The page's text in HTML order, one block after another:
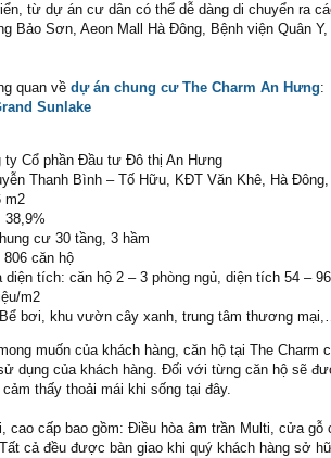
từ dự án cư dân có thể dễ dàng di chuyển ra
Bảo Sơn, Aeon Mall Hà Đông, Bệnh viện Quân
quan về dự án chung cư The Charm An Hưng:
Sunlake
ty Cổ phần Đầu tư Đô thị An Hưng
Thanh Bình – Tố Hữu, KĐT Văn Khê, Hà Đông,
m2
38,9%
cư 30 tầng, 3 hầm
căn hộ
diện tích: căn hộ 2 – 3 phòng ngủ, diện tích 54 –
m2
bơi, khu vườn cây xanh, trung tâm thương
muốn của khách hàng, căn hộ tại The Charm
dụng của khách hàng. Đối với từng căn hộ sẽ
thấy thoải mái khi sống tại đây.
cao cấp bao gồm: Điều hòa âm trần Multi, cửa gỗ
cả đều được bàn giao khi quý khách hàng sở